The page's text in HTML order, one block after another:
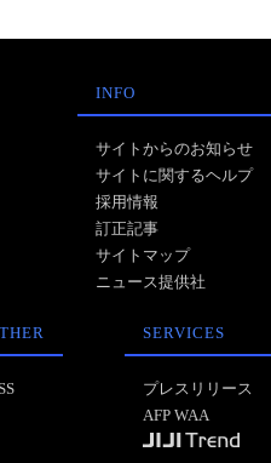
INFO
サイトからのお知らせ
サイトに関するヘルプ
採用情報
訂正記事
サイトマップ
ニュース提供社
SERVICES
プレスリリース
AFP WAA